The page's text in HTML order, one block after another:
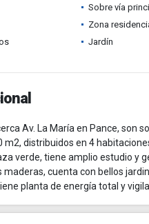
Sobre vía
Zona
Jardín
Av. La María en Pance, son
m2, distribuidos en 4
verde, tiene amplio estudio y
cuenta con bellos
planta de energía total y